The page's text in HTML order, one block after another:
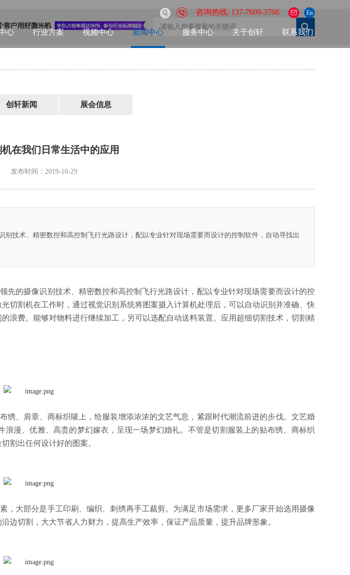
En
咨询热线: 137-7609-3768
心 行业方案 视频中心 新闻中心 服务中心 关于创轩 联系我们
创轩新闻 展会信息
在我们日常生活中的应用
发布时间：2019-10-29
技术、精密数控和高控制飞行光路设计，配以专业针对现场需要而设计的控制软件，自动寻找出
先的摄像识别技术、精密数控和高控制飞行光路设计，配以专业针对现场需要而设计的控
切割机在工作时，通过视觉识别系统将图案摄入计算机处理后，可以自动识别并准确、快
浪费。能够对物料进行继续加工，另可以选配自动送料装置。应用超细切割技术，切割精
、肩章、商标织唛上，给服装增添浓浓的文艺气息，紧跟时代潮流前进的步伐。文艺婚
漫、优雅、高贵的梦幻嫁衣，呈现一场梦幻婚礼。不管是切割服装上的贴布绣、商标织
割出任何设计好的图案。
大部分是手工印刷、编织、刺绣再手工裁剪。为满足市场需求，更多厂家开始选用摄像
边切割，大大节省人力财力，提高生产效率，保证产品质量，提升品牌形象。